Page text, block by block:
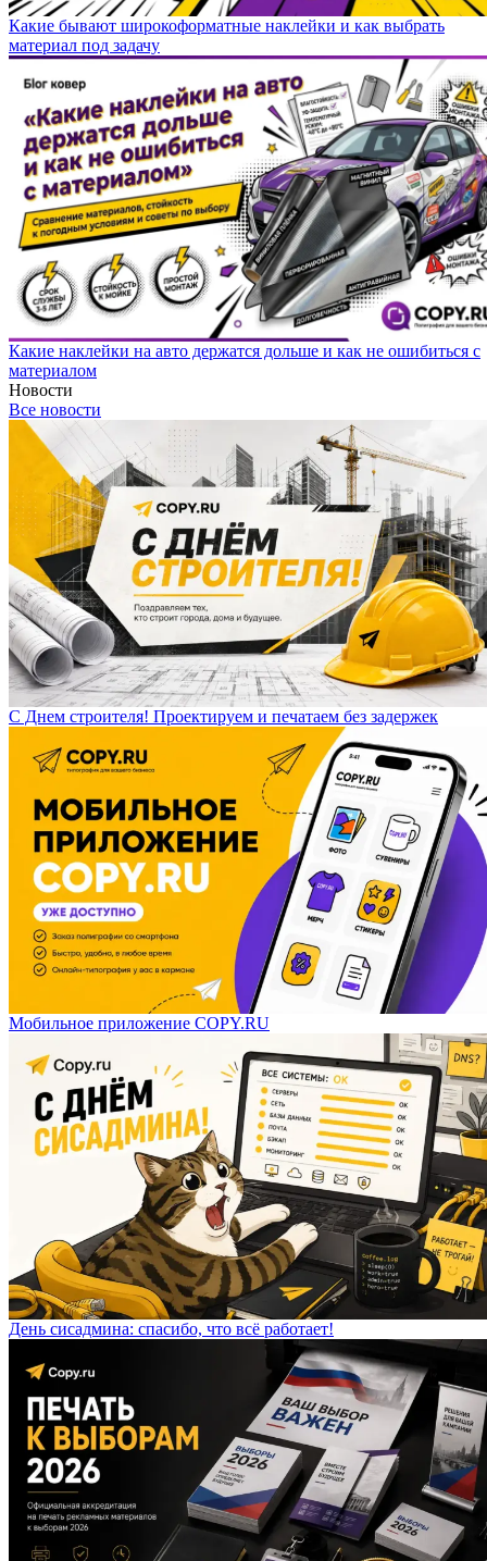
Какие бывают широкоформатные наклейки и как выбрать
материал под задачу
Какие наклейки на авто держатся дольше и как не ошибиться с
материалом
Новости
Все новости
С Днем строителя! Проектируем и печатаем без задержек
Мобильное приложение COPY.RU
День сисадмина: спасибо, что всё работает!